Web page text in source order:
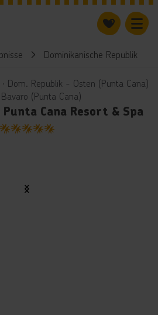
Dominikanische Republik
Dom. Republik - Osten (Punta Cana)
Bavaro (Punta Cana)
Cana Resort & Spa
5